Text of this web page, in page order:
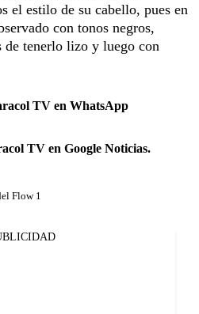
el estilo de su cabello, pues en
con tonos negros,
de tenerlo lizo y luego con
TV en WhatsApp
TV en Google Noticias.
Flow 1